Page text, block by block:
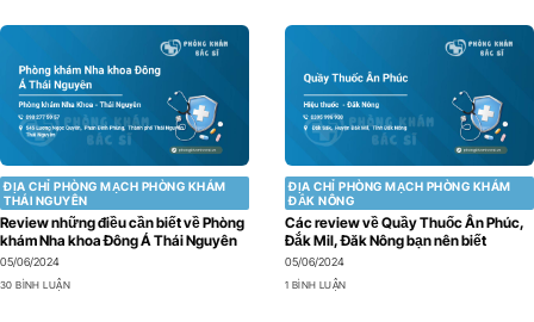
ĐỊA CHỈ PHÒNG MẠCH PHÒNG KHÁM
THÁI NGUYÊN
Review những điều cần biết về Phòng
khám Nha khoa Đông Á Thái Nguyên
05/06/2024
30 BÌNH LUẬN
ĐỊA CHỈ PHÒNG MẠCH PHÒNG KHÁM
ĐẮK NÔNG
Các review về Quầy Thuốc Ân Phúc,
Đắk Mil, Đăk Nông bạn nên biết
05/06/2024
1 BÌNH LUẬN